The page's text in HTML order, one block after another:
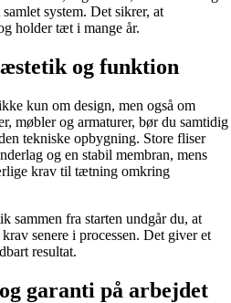
system. Det sikrer, at
holder tæt i mange år.
og funktion
kun om design, men også om
møbler og armaturer, bør du samtidig
tekniske opbygning. Store fliser
og en stabil membran, mens
krav til tætning omkring
sammen fra starten undgår du, at
senere i processen. Det giver et
resultat.
garanti på arbejdet